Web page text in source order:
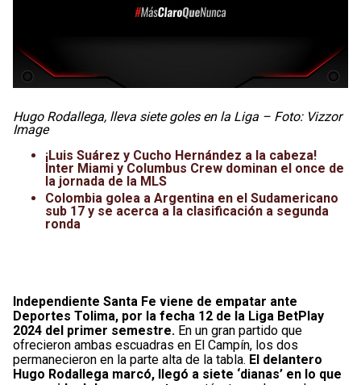
Hugo Rodallega, lleva siete goles en la Liga – Foto: Vizzor
Image
¡Luis Suárez y Cucho Hernández a la cabeza!
Inter Miami y Columbus Crew dominan el once de
la jornada de la MLS
Colombia golea a Argentina en el Sudamericano
sub 17 y se acerca a la clasificación a segunda
ronda
Independiente Santa Fe viene de empatar ante
Deportes Tolima, por la fecha 12 de la Liga BetPlay
2024 del primer semestre. En un gran partido que
ofrecieron ambas escuadras en El Campín, los dos
permanecieron en la parte alta de la tabla. El delantero
Hugo Rodallega marcó, llegó a siete ‘dianas’ en lo que